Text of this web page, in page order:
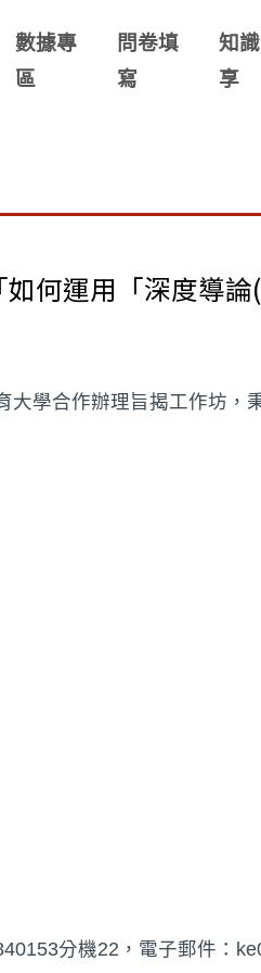
數據專
區
問卷填
寫
知
享
何運用「深度導
學合作辦理旨揭工作坊，
分機22，電子郵件：